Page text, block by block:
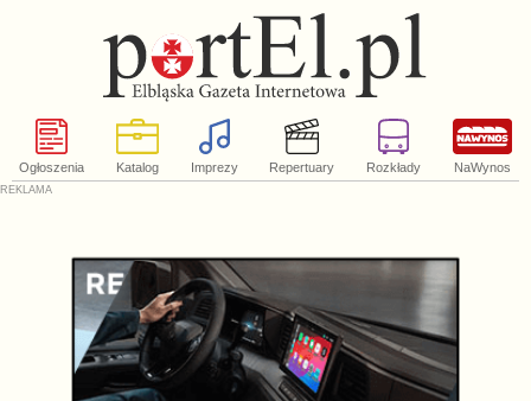
Ogłoszenia Katalog Imprezy Repertuary Rozkłady NaWynos